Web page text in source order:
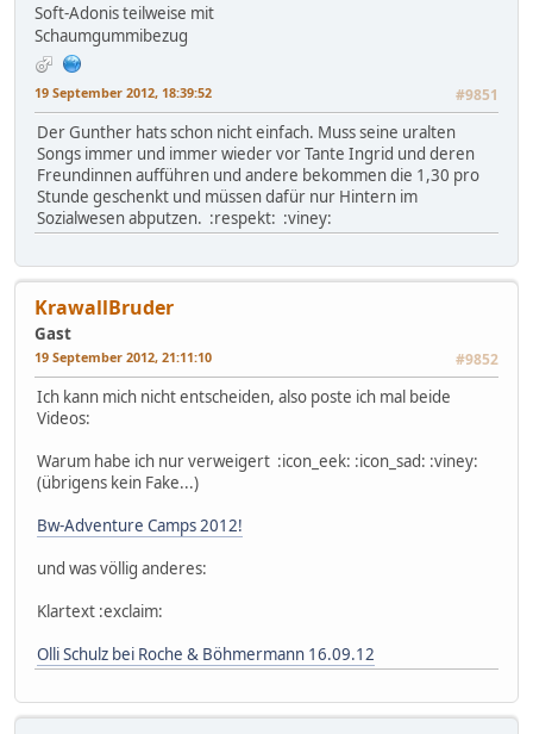
Soft-Adonis teilweise mit
Schaumgummibezug
19 September 2012, 18:39:52 #9851
Der Gunther hats schon nicht einfach. Muss seine uralten
Songs immer und immer wieder vor Tante Ingrid und deren
Freundinnen aufführen und andere bekommen die 1,30 pro
Stunde geschenkt und müssen dafür nur Hintern im
Sozialwesen abputzen. :respekt: :viney:
KrawallBruder
Gast
19 September 2012, 21:11:10 #9852
Ich kann mich nicht entscheiden, also poste ich mal beide
Videos:
Warum habe ich nur verweigert :icon_eek: :icon_sad: :viney:
(übrigens kein Fake...)
Bw-Adventure Camps 2012!
und was völlig anderes:
Klartext :exclaim:
Olli Schulz bei Roche & Böhmermann 16.09.12